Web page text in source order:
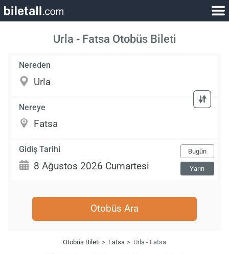
Urla - Fatsa Otobüs Bileti
Nereden
Nereye
Gidiş Tarihi Bugün
Yarın
Otobüs Ara
Otobüs Bileti Fatsa Urla - Fatsa